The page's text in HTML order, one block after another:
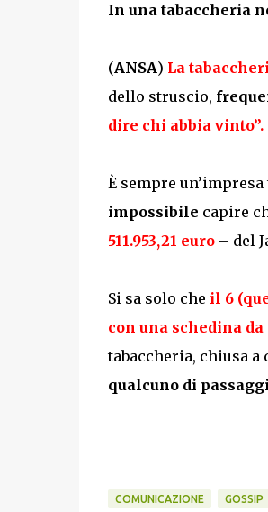
In una tabaccheria
(ANSA) La
dello struscio,
dire chi abbia vinto”.
È sempre
impossibile capire
511.953,21 euro– del
Si sa solo che il 6
con una schedina da
tabaccheria, chiusa a
qualcuno di
COMUNICAZIONE GOSSIP